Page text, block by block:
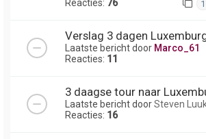
Reacties: 76 1
Verslag 3 dagen
Laatste bericht door Marco_61
Reacties: 11
3 daagse tour naar
Laatste bericht doorSteven
Reacties: 16